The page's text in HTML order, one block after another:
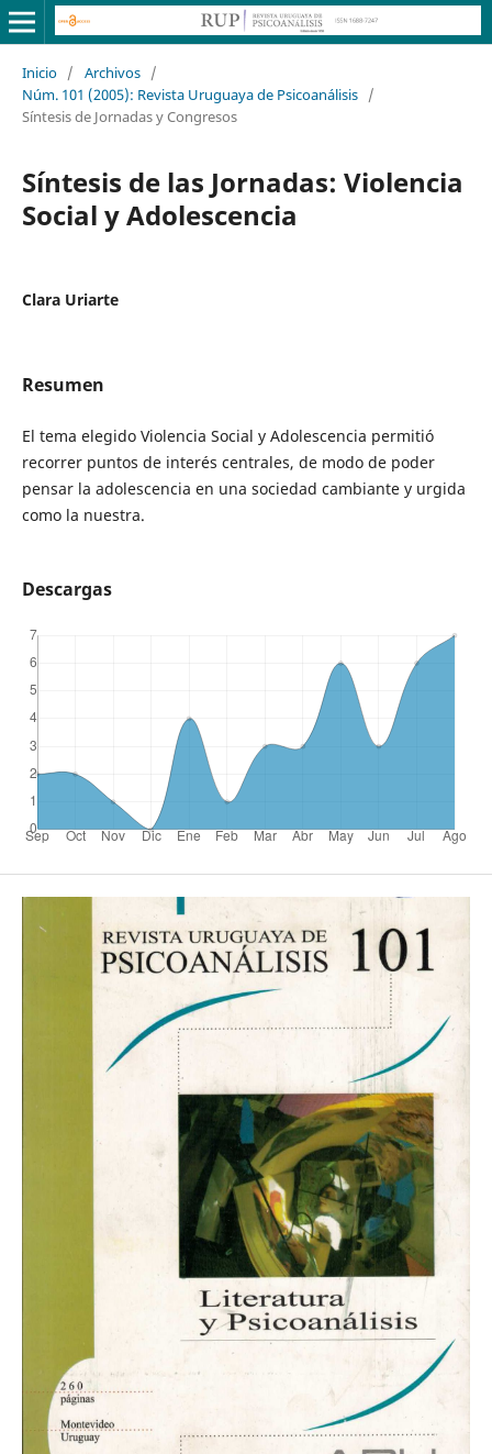
Inicio / Archivos /
Núm. 101 (2005): Revista Uruguaya de Psicoanálisis /
Síntesis de Jornadas y Congresos
Síntesis de las Jornadas: Violencia
Social y Adolescencia
Clara Uriarte
Resumen
El tema elegido Violencia Social y Adolescencia permitió
recorrer puntos de interés centrales, de modo de poder
pensar la adolescencia en una sociedad cambiante y urgida
como la nuestra.
Descargas